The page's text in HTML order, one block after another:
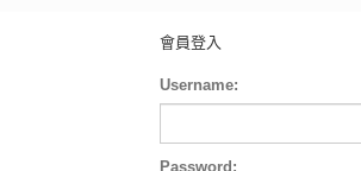
會員登入
Username:
Password: